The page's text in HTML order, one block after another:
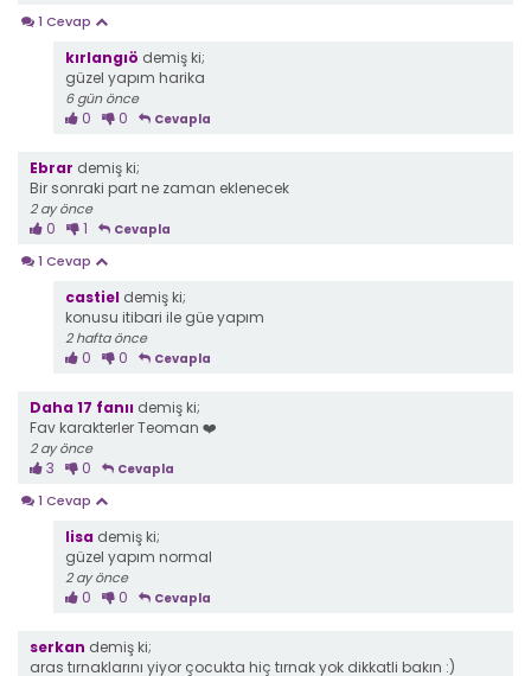
1 Cevap
kırlangıö demiş ki;
güzel yapım harika
6 gün önce
0 0 Cevapla
Ebrar demiş ki;
Bir sonraki part ne zaman eklenecek
2 ay önce
0 1 Cevapla
1 Cevap
castiel demiş ki;
konusu itibari ile güe yapım
2 hafta önce
0 0 Cevapla
Daha 17 fanıı demiş ki;
Fav karakterler Teoman ❤️
2 ay önce
3 0 Cevapla
1 Cevap
lisa demiş ki;
güzel yapım normal
2 ay önce
0 0 Cevapla
serkan demiş ki;
aras tırnaklarını yiyor çocukta hiç tırnak yok dikkatli bakın :)